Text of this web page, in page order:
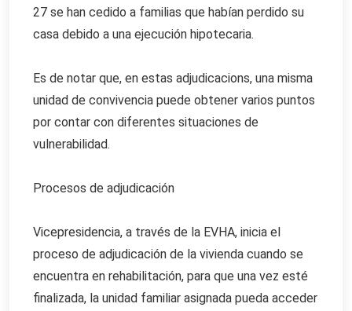
27 se han cedido a familias que habían perdido su
casa debido a una ejecución hipotecaria.
Es de notar que, en estas adjudicacions, una misma
unidad de convivencia puede obtener varios puntos
por contar con diferentes situaciones de
vulnerabilidad.
Procesos de adjudicación
Vicepresidencia, a través de la EVHA, inicia el
proceso de adjudicación de la vivienda cuando se
encuentra en rehabilitación, para que una vez esté
finalizada, la unidad familiar asignada pueda acceder